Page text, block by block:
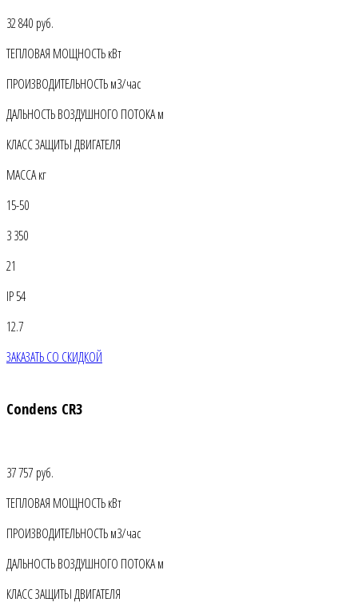
32 840 руб.
ТЕПЛОВАЯ МОЩНОСТЬ кВт
ПРОИЗВОДИТЕЛЬНОСТЬ м3/час
ДАЛЬНОСТЬ ВОЗДУШНОГО ПОТОКА м
КЛАСС ЗАЩИТЫ ДВИГАТЕЛЯ
МАССА кг
15-50
3 350
21
IP 54
12.7
ЗАКАЗАТЬ СО СКИДКОЙ
Condens CR3
37 757 руб.
ТЕПЛОВАЯ МОЩНОСТЬ кВт
ПРОИЗВОДИТЕЛЬНОСТЬ м3/час
ДАЛЬНОСТЬ ВОЗДУШНОГО ПОТОКА м
КЛАСС ЗАЩИТЫ ДВИГАТЕЛЯ